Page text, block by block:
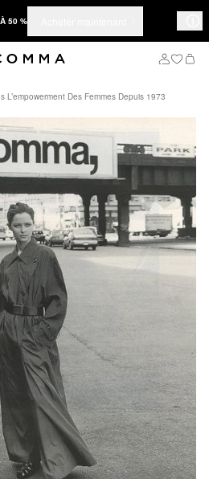
50 %
L’empowerment Des Femmes Depuis 1973